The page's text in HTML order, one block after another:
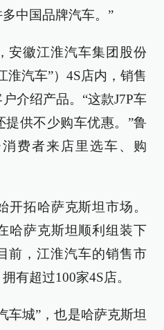
中国品牌汽车。”
安徽江淮汽车集团股份
淮汽车”）4S店内，销售
介绍产品。“这款J7P车
供不少购车优惠。”鲁
费者来店里选车、购
开拓哈萨克斯坦市场。
哈萨克斯坦顺利组装下
前，江淮汽车的销售市
有超过100家4S店。
车城”，也是哈萨克斯坦